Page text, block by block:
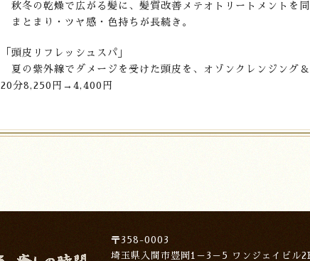
秋冬の乾燥で広がる髪に、髪質改善メテオトリートメントを同
まとまり・ツヤ感・色持ちが長続き。
「頭皮リフレッシュスパ」
夏の紫外線でダメージを受けた頭皮を、オゾンクレンジング
20分8,250円→4,400円
〒358-0003
埼玉県入間市豊岡1－3－5 ワンジェイビル